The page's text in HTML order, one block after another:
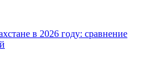
в 2026 году: сравнение